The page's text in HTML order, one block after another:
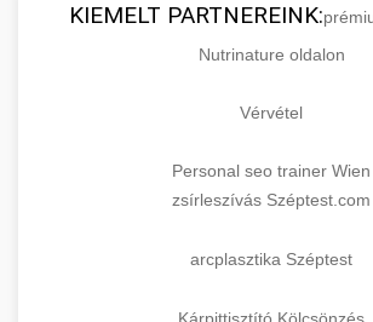
KIEMELT PARTNEREINK:
Nutrinature oldalon
Vérvétel
Personal seo trainer Wien
zsírleszívás Széptest.com
arcplasztika Széptest